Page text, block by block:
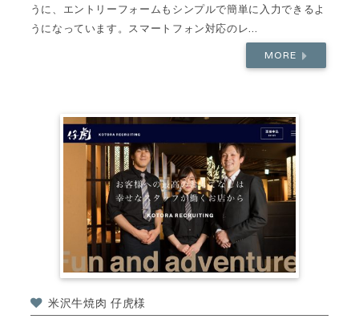
うに、エントリーフォームもシンプルで簡単に入力できるよ
うになっています。スマートフォン対応のレ...
MORE
米沢牛焼肉 仔虎様